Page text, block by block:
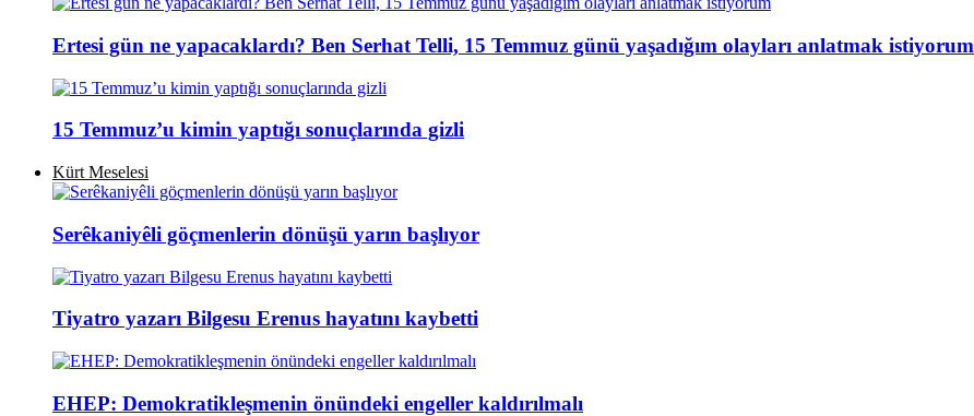
Ertesi gün ne yapacaklardı? Ben Serhat Telli, 15 Temmuz günü yaşadığım olayları anlatmak istiyorum
15 Temmuz’u kimin yaptığı sonuçlarında gizli
Kürt Meselesi
Serêkaniyêli göçmenlerin dönüşü yarın başlıyor
Tiyatro yazarı Bilgesu Erenus hayatını kaybetti
EHEP: Demokratikleşmenin önündeki engeller kaldırılmalı